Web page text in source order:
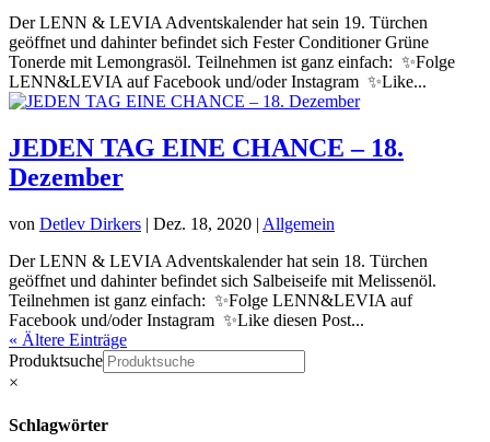
Der LENN & LEVIA Adventskalender hat sein 19. Türchen
geöffnet und dahinter befindet sich Fester Conditioner Grüne
Tonerde mit Lemongrasöl. Teilnehmen ist ganz einfach: ✨Folge
LENN&LEVIA auf Facebook und/oder Instagram ✨Like...
JEDEN TAG EINE CHANCE – 18.
Dezember
von Detlev Dirkers | Dez. 18, 2020 | Allgemein
Der LENN & LEVIA Adventskalender hat sein 18. Türchen
geöffnet und dahinter befindet sich Salbeiseife mit Melissenöl.
Teilnehmen ist ganz einfach: ✨Folge LENN&LEVIA auf
Facebook und/oder Instagram ✨Like diesen Post...
« Ältere Einträge
Produktsuche
×
Schlagwörter